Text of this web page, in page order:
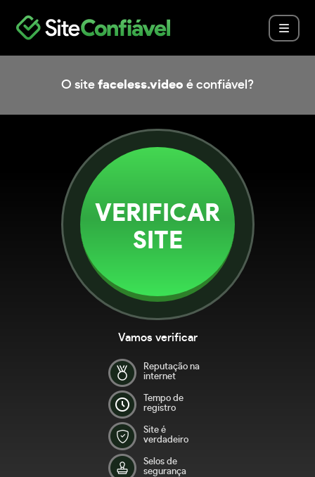
O site faceless.video é confiável?
VERIFICAR
SITE
Vamos verificar
Reputação na
internet
Tempo de
registro
Site é
verdadeiro
Selos de
segurança